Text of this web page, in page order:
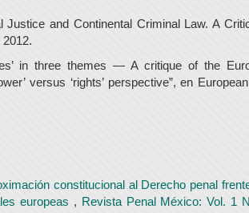
Justice and Continental Criminal Law. A
in three themes — A critique of the
versus ‘rights’ perspective”, en
constitucional al Derecho penal
europeas , Revista Penal México: Vol. 1